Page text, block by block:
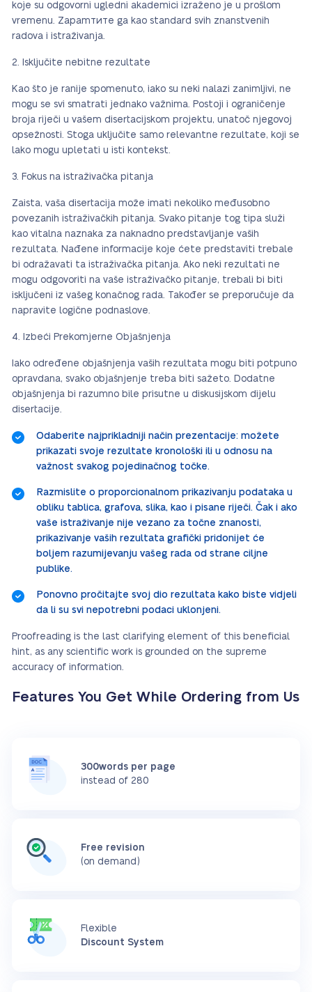
koje su odgovorni ugledni akademici izraženo je u prošlom
vremenu. Zapamтите ga kao standard svih znanstvenih
radova i istraživanja.
Isključite nebitne rezultate
Kao što je ranije spomenuto, iako su neki nalazi zanimljivi, ne
mogu se svi smatrati jednako važnima. Postoji i ograničenje
broja riječi u vašem disertacijskom projektu, unatoč njegovoj
opsežnosti. Stoga uključite samo relevantne rezultate, koji se
lako mogu upletati u isti kontekst.
Fokus na istraživačka pitanja
Zaista, vaša disertacija može imati nekoliko međusobno
povezanih istraživačkih pitanja. Svako pitanje tog tipa služi
kao vitalna naznaka za naknadno predstavljanje vaših
rezultata. Nađene informacije koje ćete predstaviti trebale
bi odražavati ta istraživačka pitanja. Ako neki rezultati ne
mogu odgovoriti na vaše istraživačko pitanje, trebali bi biti
isključeni iz vašeg konačnog rada. Također se preporučuje da
napravite logične podnaslove.
Izbeći Prekomjerne Objašnjenja
Iako određene objašnjenja vaših rezultata mogu biti potpuno
opravdana, svako objašnjenje treba biti sažeto. Dodatne
objašnjenja bi razumno bile prisutne u diskusijskom dijelu
disertacije.
Odaberite najprikladniji način prezentacije: možete
prikazati svoje rezultate kronološki ili u odnosu na
važnost svakog pojedinačnog točke.
Razmislite o proporcionalnom prikazivanju podataka u
obliku tablica, grafova, slika, kao i pisane riječi. Čak i ako
vaše istraživanje nije vezano za točne znanosti,
prikazivanje vaših rezultata grafički pridonijet će
boljem razumijevanju vašeg rada od strane ciljne
publike.
Ponovno pročitajte svoj dio rezultata kako biste vidjeli
da li su svi nepotrebni podaci uklonjeni.
Proofreading is the last clarifying element of this beneficial
hint, as any scientific work is grounded on the supreme
accuracy of information.
Features You Get While Ordering from Us
300words per page
instead of 280
Free revision
(on demand)
Flexible
Discount System